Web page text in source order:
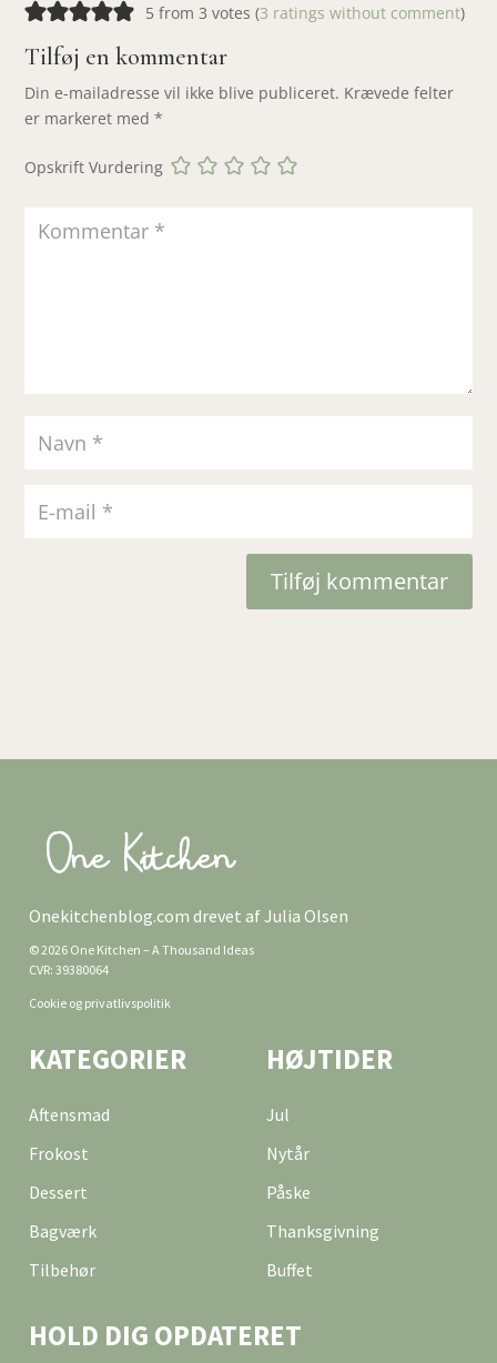
5 from 3 votes (3 ratings without comment)
Tilføj en kommentar
Din e-mailadresse vil ikke blive publiceret. Krævede felter
er markeret med*
Opskrift Vurdering
Tilføj kommentar
Onekitchenblog.com drevet af Julia Olsen
© 2026 One Kitchen – A Thousand Ideas
CVR: 39380064
Cookie og privatlivspolitik
KATEGORIER
Aftensmad
Frokost
Dessert
Bagværk
Tilbehør
HØJTIDER
Jul
Nytår
Påske
Thanksgivning
Buffet
HOLD DIG OPDATERET